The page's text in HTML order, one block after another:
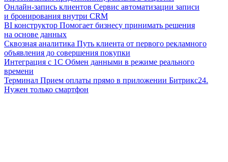
Онлайн-запись клиентов Сервис автоматизации записи
и бронирования внутри CRM
BI конструктор Помогает бизнесу принимать решения
на основе данных
Сквозная аналитика Путь клиента от первого рекламного
объявления до совершения покупки
Интеграция с 1С Обмен данными в режиме реального
времени
Терминал Прием оплаты прямо в приложении Битрикс24.
Нужен только смартфон